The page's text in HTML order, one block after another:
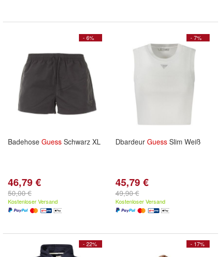
- 6%
Badehose Guess Schwarz XL
46,79 €
50,00 €
Kostenloser Versand
- 7%
Dbardeur Guess Slim Weiß
45,79 €
49,90 €
Kostenloser Versand
- 22% - 17%